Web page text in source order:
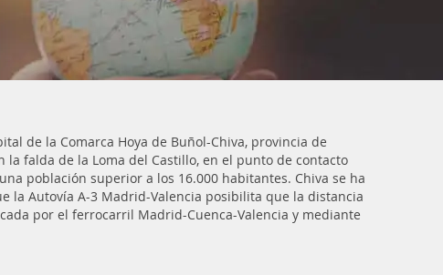
de la Comarca Hoya de Buñol-Chiva, provincia de
la falda de la Loma del Castillo, en el punto de contacto
población superior a los 16.000 habitantes. Chiva se ha
la Autovía A-3 Madrid-Valencia posibilita que la distancia
por el ferrocarril Madrid-Cuenca-Valencia y mediante